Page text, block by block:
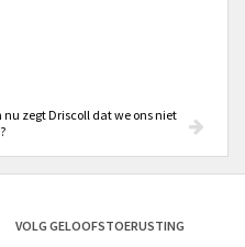
zegt Driscoll dat we ons niet
VOLG GELOOFSTOERUSTING